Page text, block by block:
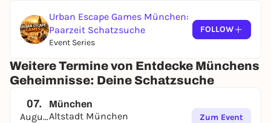
Urban Escape Games München:
Paarzeit Schatzsuche
Event Series
FOLLOW
Weitere Termine von Entdecke Münchens
Geheimnisse: Deine Schatzsuche
07.
August
München
Altstadt München
Zum Event